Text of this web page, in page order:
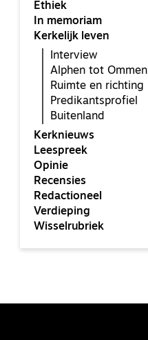
Ethiek
In memoriam
Kerkelijk leven
Interview
Alphen tot Ommen
Ruimte en richting
Predikantsprofiel
Buitenland
Kerknieuws
Leespreek
Opinie
Recensies
Redactioneel
Verdieping
Wisselrubriek